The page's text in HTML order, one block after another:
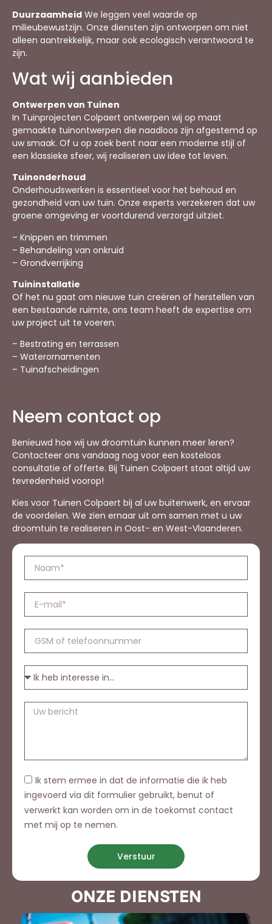
Duurzaamheid We leggen veel waarde op
milieubewustzijn. Onze diensten zijn ontworpen om niet
alleen aantrekkelijk, maar ook ecologisch verantwoord te
zijn.
Wat wij aanbieden
Ontwerpen van Tuinen
In Tuinprojecten Colpaert ontwerpen wij op maat
gemaakte tuinontwerpen die naadloos zijn afgestemd op
uw smaak. Of u op zoek bent naar een moderne stijl of
een klassieke sfeer, wij realiseren uw idee tot leven.
Tuinonderhoud
Onderhoudswerken is essentieel voor het behoud en
gezondheid van uw tuin. Onze experts verzekeren dat uw
groene omgeving er voortdurend verzorgd uitziet.
– Knippen en trimmen
– Behandeling van onkruid
– Grondverrijking
Tuininstallatie
Of het nu gaat om nieuwe tuin creëren of herstellen van
een bestaande ruimte, ons team heeft de expertise om
uw project uit te voeren.
– Bestrating en terrassen
– Waterornamenten
– Tuinafscheidingen
Neem contact op
Benieuwd hoe wij uw droomtuin kunnen meer leren?
Contacteer ons vandaag nog voor een kosteloos
consultatie of offerte. Bij Tuinen Colpaert staat altijd uw
tevredenheid voorop!
Kies voor Tuinen Colpaert bij al uw buitenwerk, en ervaar
de voordelen. We zien ernaar uit om samen met u uw
droomtuin te realiseren in Oost- en West-Vlaanderen.
Ik stem ermee in dat de informatie die ik heb
ingevoerd via dit formulier gebruikt, benut of
verwerkt kan worden om in de toekomst contact
met mij op te nemen.
Verstuur
ONZE DIENSTEN